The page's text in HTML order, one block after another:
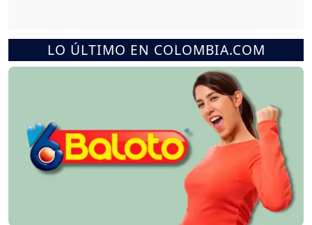
LO ÚLTIMO EN COLOMBIA.COM